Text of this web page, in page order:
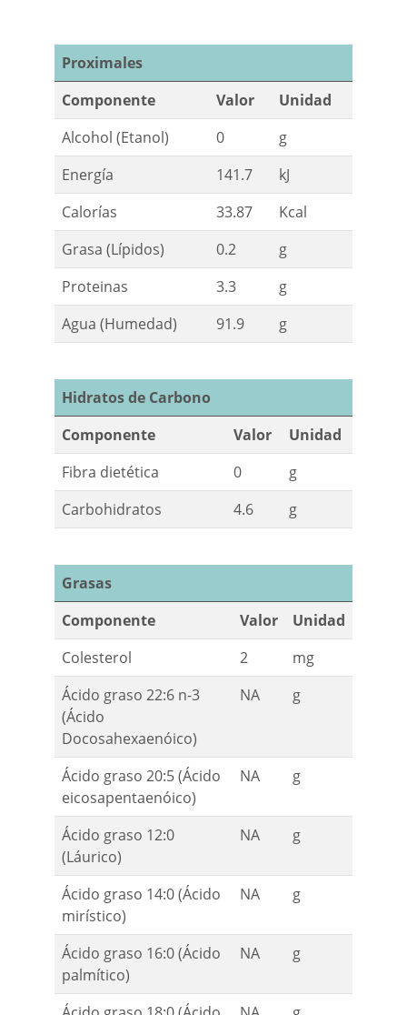
Proximales
Componente
Valor
Unidad
Alcohol (Etanol)
0
g
Energía
141.7
kJ
Calorías
33.87
Kcal
Grasa (Lípidos)
0.2
g
Proteinas
3.3
g
Agua (Humedad)
91.9 g
Hidratos de Carbono
Componente
Valor
Unidad
Fibra dietética
0
g
Carbohidratos
4.6 g
Grasas
Componente
Valor
Unidad
Colesterol
2
mg
Ácido graso 22:6 n-3
(Ácido
Docosahexaenóico)
NA g
Ácido graso 20:5 (Ácido
eicosapentaenóico)
NA g
Ácido graso 12:0
(Láurico)
NA g
Ácido graso 14:0 (Ácido
mirístico)
NA g
Ácido graso 16:0 (Ácido
palmítico)
NA g